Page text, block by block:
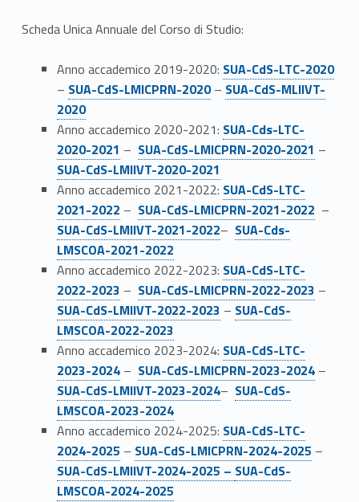
e
Scheda Unica Annuale del Corso di Studio:
Anno accademico 2019-2020: Link identifier #identifier__172315-1
SUA-CdS-LTC-2020
– Link identifier #identifier__186841-2
SUA-CdS-LMICPRN-2020– Link identifier #identifier__141983-3
SUA-CdS-MLIIVT-
2020
Anno accademico 2020-2021: Link identifier #identifier__7670-4
SUA-Cds-LTC-
2020-2021 – Link identifier #identifier__189778-5
SUA-CdS-LMICPRN-2020-2021 –
SUA-CdS-LMIIVT-2020-2021
Anno accademico 2021-2022: Link identifier #identifier__179988-7
SUA-CdS-LTC-
2021-2022 – Link identifier #identifier__148538-8
SUA-CdS-LMICPRN-2021-2022 –
SUA-CdS-LMIIVT-2021-2022– Link identifier #identifier__50847-10
SUA-Cds-
LMSCOA-2021-2022
Anno accademico 2022-2023: Link identifier #identifier__76179-11
SUA-CdS-LTC-
2022-2023 – Link identifier #identifier__35075-12
SUA-CdS-LMICPRN-2022-2023 –
SUA-CdS-LMIIVT-2022-2023 – Link identifier #identifier__91389-14
SUA-CdS-
LMSCOA-2022-2023
Anno accademico 2023-2024: Link identifier #identifier__58014-15
SUA-CdS-LTC-
2023-2024 – Link identifier #identifier__148241-16
SUA-CdS-LMICPRN-2023-2024 –
SUA-CdS-LMIIVT-2023-2024– Link identifier #identifier__16323-18
SUA-CdS-
LMSCOA-2023-2024
Anno accademico 2024-2025: Link identifier #identifier__170498-19
SUA-CdS-LTC-
2024-2025 – Link identifier #identifier__74758-20
SUA-CdS-LMICPRN-2024-2025 –
SUA-CdS-LMIIVT-2024-2025 – Link identifier #identifier__199094-22
SUA-CdS-
LMSCOA-2024-2025